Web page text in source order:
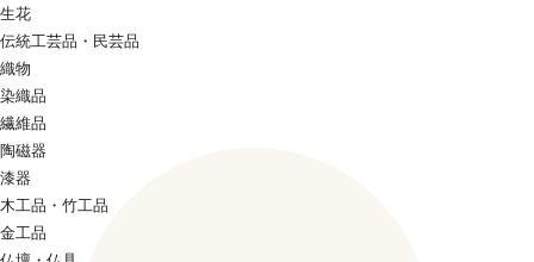
生花
伝統工芸品・民芸品
織物
染織品
繊維品
陶磁器
漆器
木工品・竹工品
金工品